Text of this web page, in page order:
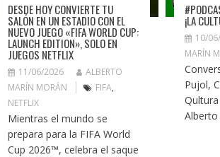
DESDE HOY CONVIERTE TU
SALÓN EN UN ESTADIO CON EL
NUEVO JUEGO «FIFA WORLD CUP:
LAUNCH EDITION», SOLO EN
JUEGOS NETFLIX
11/06/2026
ALBERTO
MARÍN MORÁN
FIFA,
NETFLIX
Mientras el mundo se
prepara para la FIFA World
Cup 2026™, celebra el saque
¡LA
10/
MARÍN
Pujol,
Alberto